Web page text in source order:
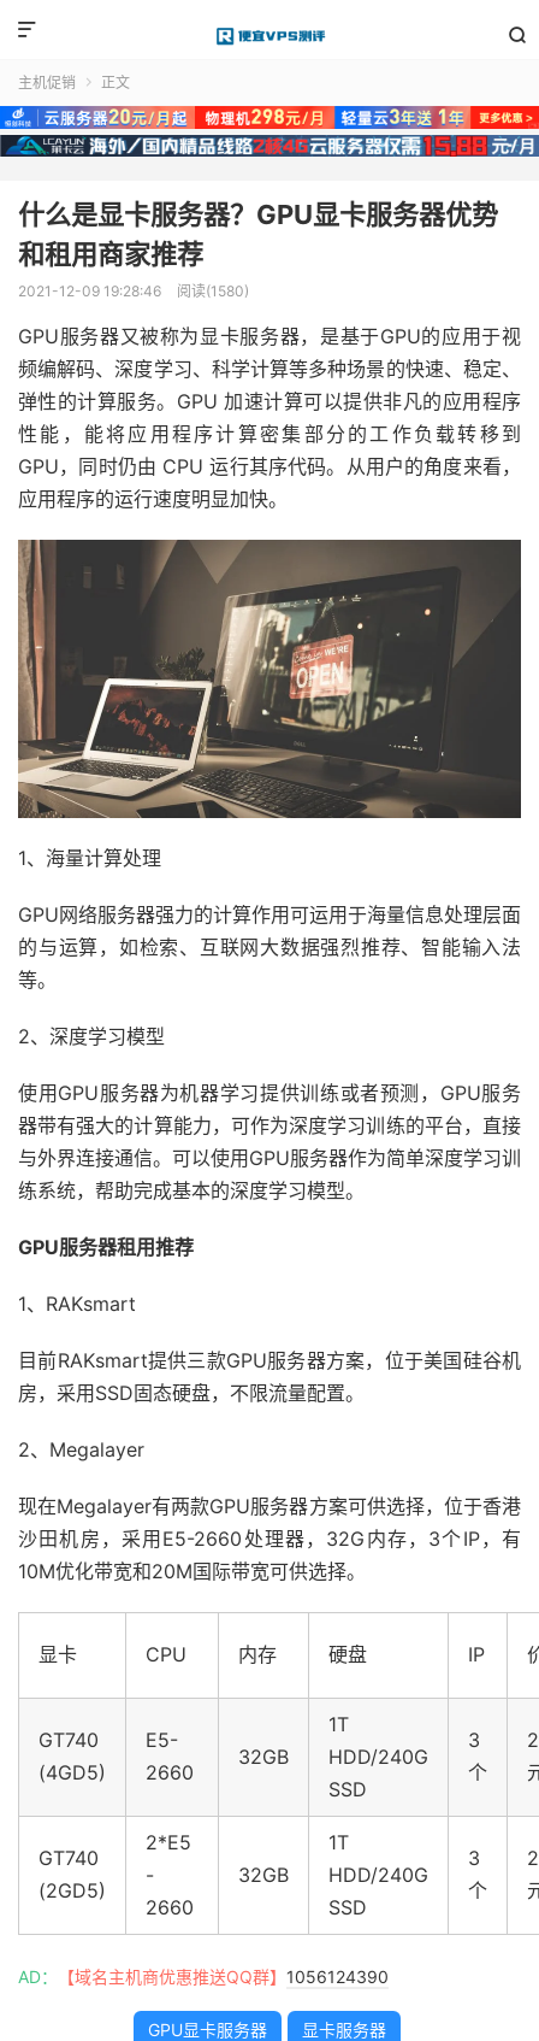


主机促销  正文
什么是显卡服务器？GPU显卡服务器优势
和租用商家推荐
2021-12-09 19:28:46 阅读(1580)
GPU服务器又被称为显卡服务器，是基于GPU的应用于视
频编解码、深度学习、科学计算等多种场景的快速、稳定、
弹性的计算服务。GPU 加速计算可以提供非凡的应用程序
性能，能将应用程序计算密集部分的工作负载转移到
GPU，同时仍由 CPU 运行其序代码。从用户的角度来看，
应用程序的运行速度明显加快。
1、海量计算处理
GPU网络服务器强力的计算作用可运用于海量信息处理层面
的与运算，如检索、互联网大数据强烈推荐、智能输入法
等。
2、深度学习模型
使用GPU服务器为机器学习提供训练或者预测，GPU服务
器带有强大的计算能力，可作为深度学习训练的平台，直接
与外界连接通信。可以使用GPU服务器作为简单深度学习训
练系统，帮助完成基本的深度学习模型。
GPU服务器租用推荐
1、RAKsmart
目前RAKsmart提供三款GPU服务器方案，位于美国硅谷机
房，采用SSD固态硬盘，不限流量配置。
2、Megalayer
现在Megalayer有两款GPU服务器方案可供选择，位于香港
沙田机房，采用E5-2660处理器，32G内存，3个IP，有
10M优化带宽和20M国际带宽可供选择。
显卡 CPU 内存 硬盘 IP
GT740
(4GD5)
E5-
2660
32GB
1T
HDD/240G
SSD
3
个
GT740
(2GD5)
2*E5
-
2660
32GB
1T
HDD/240G
SSD
3
个
AD： 【域名主机商优惠推送QQ群】 1056124390
GPU显卡服务器 显卡服务器